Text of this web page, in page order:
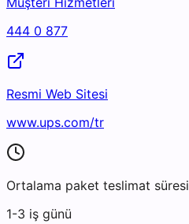
444 0 877
Resmi Web Sitesi
www.ups.com/tr
Ortalama paket teslimat süresi
1-3 iş günü